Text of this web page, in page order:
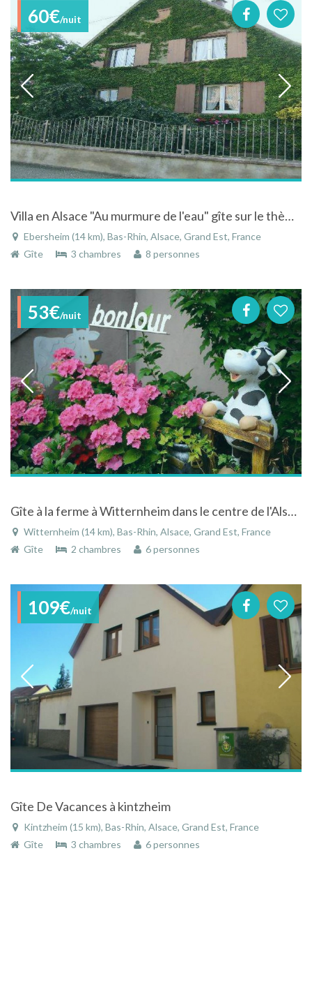
60€/nuit
Villa en Alsace "Au murmure de l'eau" gîte sur le thème de l'eau et de la nature
Ebersheim (14 km), Bas-Rhin, Alsace, Grand Est, France
Gîte
3 chambres 8 personnes
53€/nuit
Gîte à la ferme à Witternheim dans le centre de l'Alsace
Witternheim (14 km), Bas-Rhin, Alsace, Grand Est, France
Gîte
2 chambres 6 personnes
109€/nuit
Gîte De Vacances à kintzheim
Kintzheim (15 km), Bas-Rhin, Alsace, Grand Est, France
Gîte
3 chambres 6 personnes